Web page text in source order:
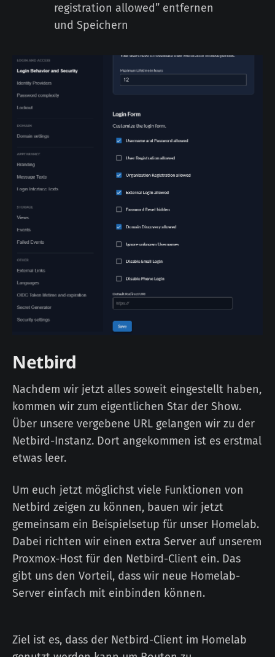
registration allowed” entfernen
und Speichern
Netbird
Nachdem wir jetzt alles soweit eingestellt haben,
kommen wir zum eigentlichen Star der Show.
Über unsere vergebene URL gelangen wir zu der
Netbird-Instanz. Dort angekommen ist es erstmal
etwas leer.
Um euch jetzt möglichst viele Funktionen von
Netbird zeigen zu können, bauen wir jetzt
gemeinsam ein Beispielsetup für unser Homelab.
Dabei richten wir einen extra Server auf unserem
Proxmox-Host für den Netbird-Client ein. Das
gibt uns den Vorteil, dass wir neue Homelab-
Server einfach mit einbinden können.
Ziel ist es, dass der Netbird-Client im Homelab